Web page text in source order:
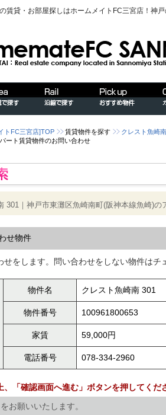
賃貸・お部屋探しはホームメイトFC三宮店！神
トFC三宮店]TOP 賃貸物件を探す クレスト魚崎
ート賃貸物件のお問い合わせ
301｜神戸市東灘区魚崎南町(阪神本線魚崎)
せ物件
をします。問い合わせをしない物件はチ
物件名 クレスト魚崎南 301
物件番号 100961800653
家賃 59,000円
電話番号 078-334-2960
、「確認画面へ進む」ボタンを押してくだ
お願いいたします。